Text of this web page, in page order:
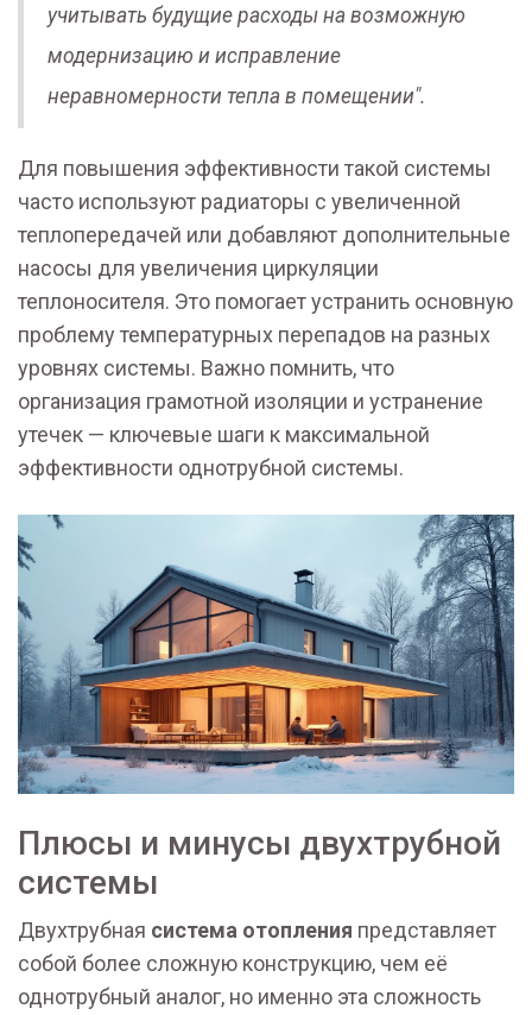
учитывать будущие расходы на возможную
модернизацию и исправление
неравномерности тепла в помещении".
Для повышения эффективности такой системы
часто используют радиаторы с увеличенной
теплопередачей или добавляют дополнительные
насосы для увеличения циркуляции
теплоносителя. Это помогает устранить основную
проблему температурных перепадов на разных
уровнях системы. Важно помнить, что
организация грамотной изоляции и устранение
утечек — ключевые шаги к максимальной
эффективности однотрубной системы.
Плюсы и минусы двухтрубной
системы
Двухтрубная система отопления представляет
собой более сложную конструкцию, чем её
однотрубный аналог, но именно эта сложность